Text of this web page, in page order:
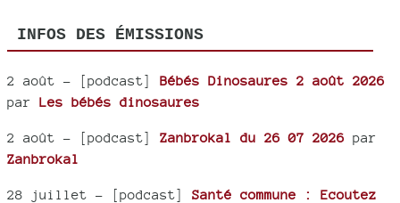
INFOS DES ÉMISSIONS
2 août - [podcast] Bébés Dinosaures 2 août 2026
par Les bébés dinosaures
2 août - [podcast] Zanbrokal du 26 07 2026 par
Zanbrokal
28 juillet - [podcast] Santé commune : Ecoutez